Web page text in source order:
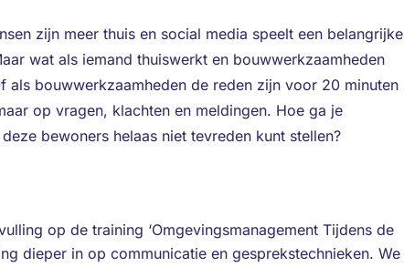
zijn meer thuis en social media speelt een belangrijke
wat als iemand thuiswerkt en bouwwerkzaamheden
als bouwwerkzaamheden de reden zijn voor 20 minuten
op vragen, klachten en meldingen. Hoe ga je
bewoners helaas niet tevreden kunt stellen?
op de training ‘Omgevingsmanagement Tijdens de
dieper in op communicatie en gesprekstechnieken. We